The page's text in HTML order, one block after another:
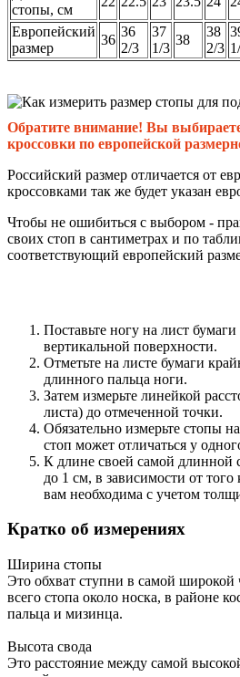
стопы, см
Европейский
размер
36
36
2/3
37
1/3
38
38
2/3
Обратите внимание! Вы
кроссовки по европейской
Российский размер отличается от
кроссовками так же будет указан
Чтобы не ошибиться с выбором -
своих стоп в сантиметрах и по
соответствующий европейский
Поставьте ногу на лист
вертикальной поверхности.
Отметьте на листе бумаги
длинного пальца ноги.
Затем измерьте линейкой
листа) до отмеченной точки.
Обязательно измерьте стопы
стоп может отличаться у
К длине своей самой длинной
до 1 см, в зависимости от того
вам необходима с учетом
Кратко об измерениях
Ширина стопы
Это обхват ступни в самой
всего стопа около носка, в районе
пальца и мизинца.
Высота свода
Это расстояние между самой